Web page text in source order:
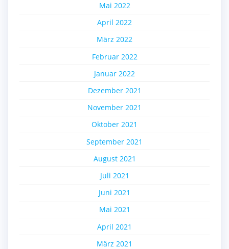
Mai 2022
April 2022
März 2022
Februar 2022
Januar 2022
Dezember 2021
November 2021
Oktober 2021
September 2021
August 2021
Juli 2021
Juni 2021
Mai 2021
April 2021
März 2021